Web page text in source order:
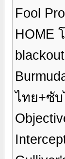
Fool
HOME
ไทย+ซั